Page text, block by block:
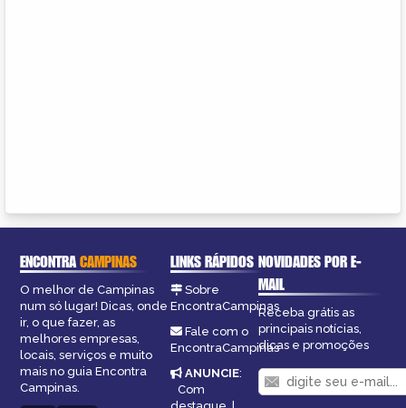
ENCONTRACAMPINAS
O melhor de Campinas
num só lugar! Dicas, onde
ir, o que fazer, as
melhores empresas,
locais, serviços e muito
mais no guia Encontra
Campinas.
LINKS RÁPIDOS
Sobre
EncontraCampinas
Fale com o
EncontraCampinas
ANUNCIE:
Com
NOVIDADES POR E-
MAIL
Receba grátis as
principais notícias,
dicas e promoções